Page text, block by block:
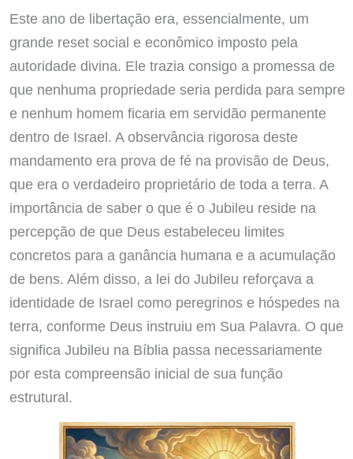
Este ano de libertação era, essencialmente, um
grande reset social e econômico imposto pela
autoridade divina. Ele trazia consigo a promessa de
que nenhuma propriedade seria perdida para sempre
e nenhum homem ficaria em servidão permanente
dentro de Israel. A observância rigorosa deste
mandamento era prova de fé na provisão de Deus,
que era o verdadeiro proprietário de toda a terra. A
importância de saber o que é o Jubileu reside na
percepção de que Deus estabeleceu limites
concretos para a ganância humana e a acumulação
de bens. Além disso, a lei do Jubileu reforçava a
identidade de Israel como peregrinos e hóspedes na
terra, conforme Deus instruiu em Sua Palavra. O que
significa Jubileu na Bíblia passa necessariamente
por esta compreensão inicial de sua função
estrutural.